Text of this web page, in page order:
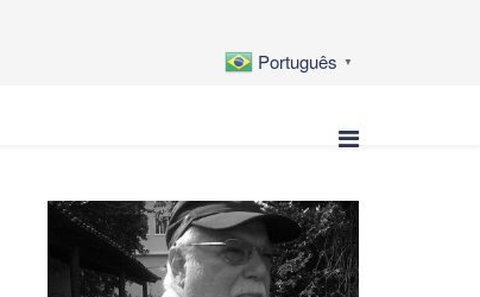
Português ▼